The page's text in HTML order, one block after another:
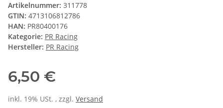
Artikelnummer: 311778
GTIN: 4713106812786
HAN: PR80400176
Kategorie: PR Racing
Hersteller: PR Racing
6,50 €
inkl. 19% USt. , zzgl. Versand